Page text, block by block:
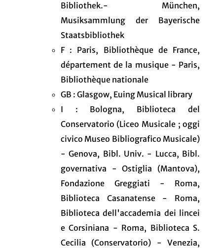
Bibliothek.- München,
Musiksammlung der Bayerische
Staatsbibliothek
F : Paris, Bibliothèque de France,
département de la musique - Paris,
Bibliothèque nationale
GB : Glasgow, Euing Musical library
I : Bologna, Biblioteca del
Conservatorio (Liceo Musicale ; oggi
civico Museo Bibliografico Musicale)
- Genova, Bibl. Univ. - Lucca, Bibl.
governativa - Ostiglia (Mantova),
Fondazione Greggiati - Roma,
Biblioteca Casanatense - Roma,
Biblioteca dell'accademia dei lincei
e Corsiniana - Roma, Biblioteca S.
Cecilia (Conservatorio) - Venezia,